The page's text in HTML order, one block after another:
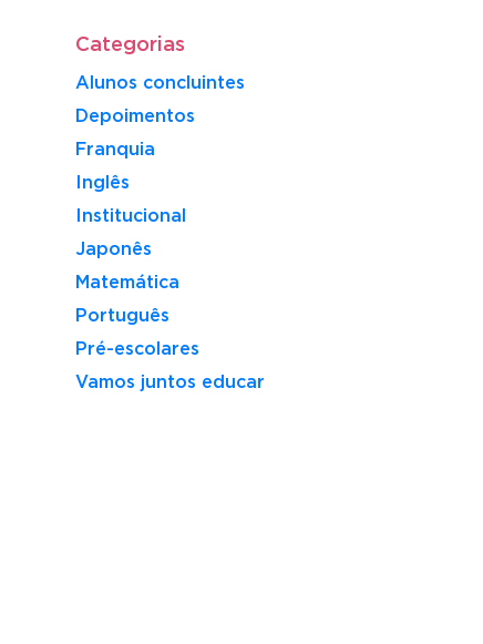
Categorias
Alunos concluintes
Depoimentos
Franquia
Inglês
Institucional
Japonês
Matemática
Português
Pré-escolares
Vamos juntos educar